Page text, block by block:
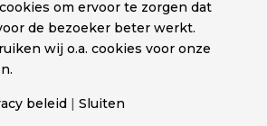
om ervoor te zorgen dat
de bezoeker beter werkt.
wij o.a. cookies voor onze
beleid | Sluiten